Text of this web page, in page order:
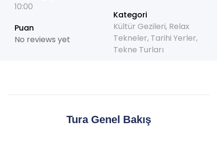
10:00
Puan
No reviews yet
Kategori
Kültür Gezileri, Relax
Tekneler, Tarihi Yerler,
Tekne Turları
Tura Genel Bakış